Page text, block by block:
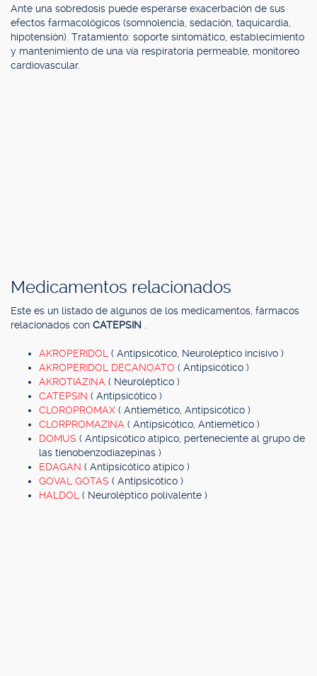
Ante una sobredosis puede esperarse exacerbación de sus
efectos farmacológicos (somnolencia, sedación, taquicardia,
hipotensión). Tratamiento: soporte sintomático, establecimiento
y mantenimiento de una vía respiratoria permeable, monitoreo
cardiovascular.
Medicamentos relacionados
Este es un listado de algunos de los medicamentos, fármacos
relacionados con CATEPSIN
AKROPERIDOL ( Antipsicótico, Neuroléptico incisivo )
AKROPERIDOL DECANOATO ( Antipsicótico )
AKROTIAZINA ( Neuroléptico )
CATEPSIN ( Antipsicótico )
CLOROPROMAX ( Antiemético, Antipsicótico )
CLORPROMAZINA ( Antipsicótico, Antiemético )
DOMUS ( Antipsicótico atípico, perteneciente al grupo de
las tienobenzodiazepinas )
EDAGAN ( Antipsicótico atípico )
GOVAL GOTAS ( Antipsicótico )
HALDOL ( Neuroléptico polivalente )